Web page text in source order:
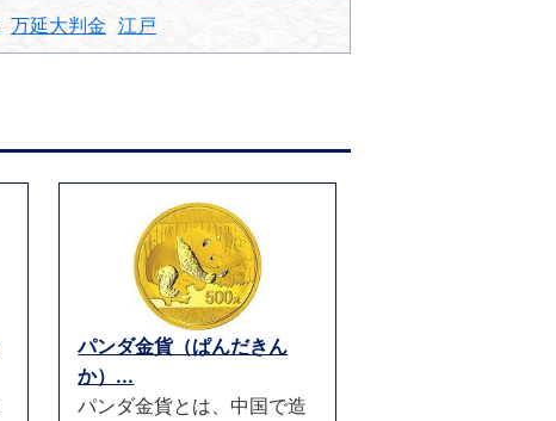
万延大判金 江戸
パンダ金貨（ぱんだきん
か）...
パンダ金貨とは、中国で造